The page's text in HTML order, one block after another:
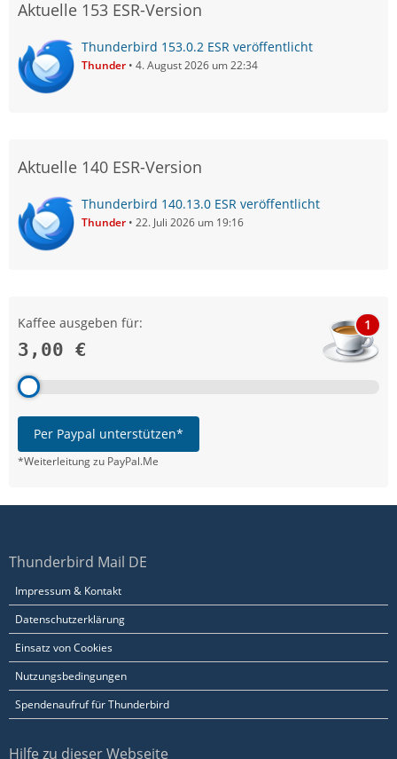
Aktuelle 153 ESR-Version
Thunderbird 153.0.2 ESR veröffentlicht
Thunder 4. August 2026 um 22:34
Aktuelle 140 ESR-Version
Thunderbird 140.13.0 ESR veröffentlicht
Thunder 22. Juli 2026 um 19:16
Kaffee ausgeben für:
3,00 €
1
Per Paypal unterstützen*
*Weiterleitung zu PayPal.Me
Thunderbird Mail DE
Impressum & Kontakt
Datenschutzerklärung
Einsatz von Cookies
Nutzungsbedingungen
Spendenaufruf für Thunderbird
Hilfe zu dieser Webseite